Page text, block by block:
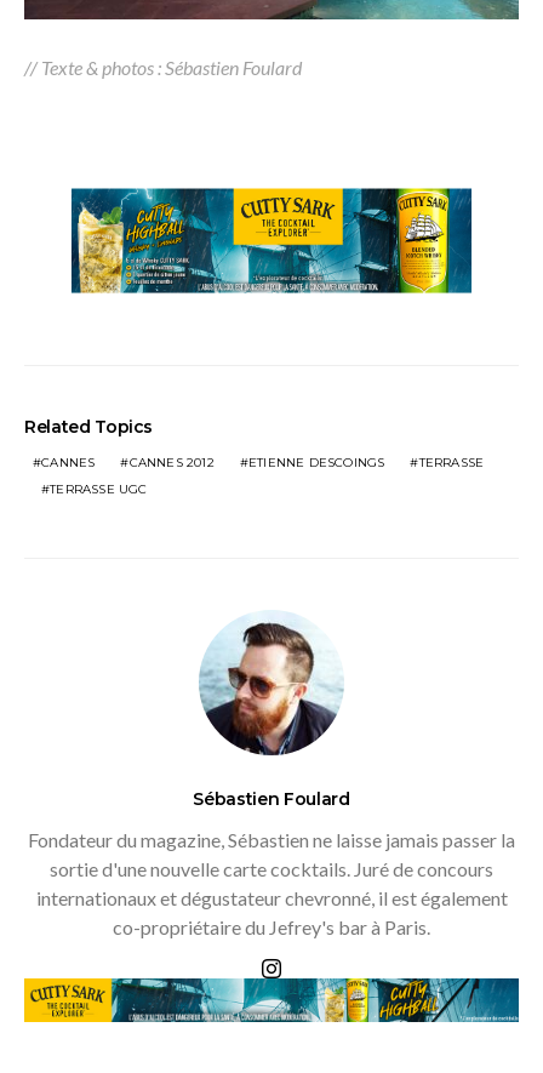
// Texte & photos : Sébastien Foulard
Related Topics
CANNES CANNES 2012 ETIENNE DESCOINGS
TERRASSE
TERRASSE UGC
Sébastien Foulard
Fondateur du magazine, Sébastien ne laisse jamais passer la
sortie d'une nouvelle carte cocktails. Juré de concours
internationaux et dégustateur chevronné, il est également
co-propriétaire du Jefrey's bar à Paris.